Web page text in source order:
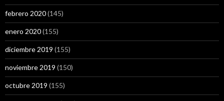
febrero 2020(145)
enero 2020(155)
diciembre 2019 (155)
noviembre 2019 (150)
octubre 2019 (155)